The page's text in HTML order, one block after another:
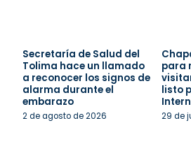
Secretaría de Salud del
Tolima hace un llamado
a reconocer los signos de
alarma durante el
embarazo
2 de agosto de 2026
para
listo
29 de